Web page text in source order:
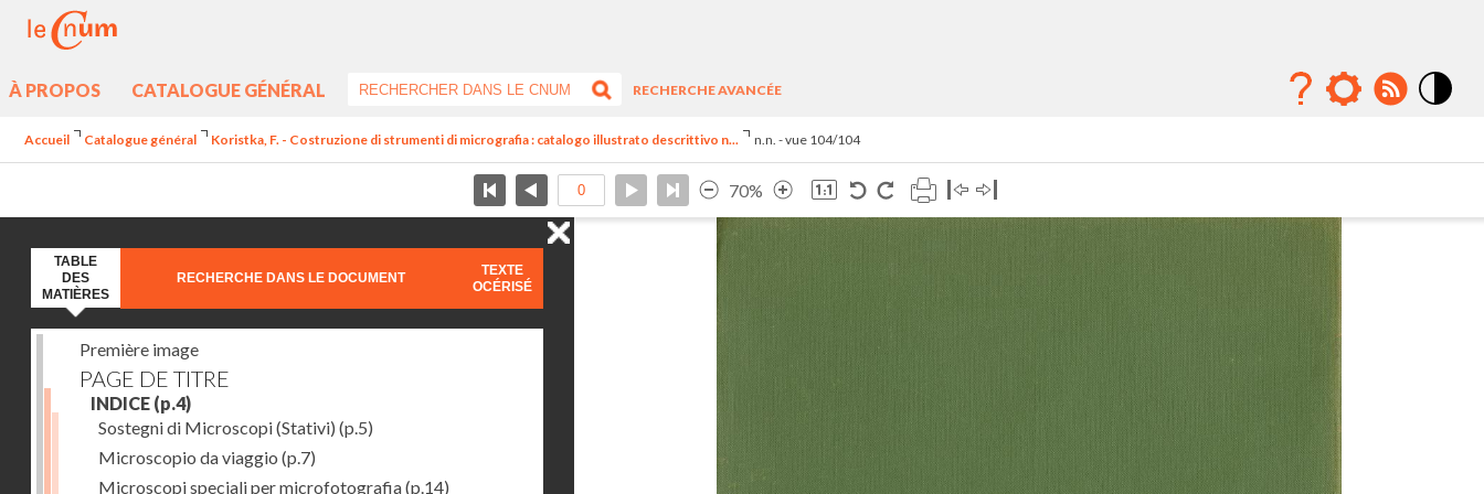
À PROPOS CATALOGUE GÉNÉRAL
RECHERCHE AVANCÉE
Accueil Catalogue général Koristka, F. - Costruzione di strumenti di micrografia : catalogo illustrato descrittivo n... n.n. - vue 104/104
70%
TABLE
DES
MATIÈRES
RECHERCHE DANS LE DOCUMENT
TEXTE
OCÉRISÉ
Première image
PAGE DE TITRE
INDICE (p.4)
Sostegni di Microscopi (Stativi) (p.5)
Microscopio da viaggio (p.7)
Microscopi speciali per microfotografia(p.14)